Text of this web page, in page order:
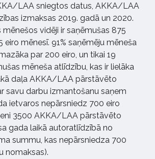
LAA sniegtos datus, AKKA/LAA
izmaksas 2019. gadā un 2020.
vidēji ir saņēmušas 875
eiro mēnesī. 91% saņēmēju mēneša
par 200 eiro, un tikai 19
mēneša atlīdzību, kas ir lielāka
daļa AKKA/LAA pārstāvēto
savu darbu izmantošanu saņem
ietvaros nepārsniedz 700 eiro
3500 AKKA/LAA pārstāvēto
gada laikā autoratlīdzībā no
summu, kas nepārsniedza 700
nomaksas).